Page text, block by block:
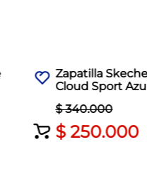
Zapatilla
Cloud Sport
$ 340.000
$ 250.000